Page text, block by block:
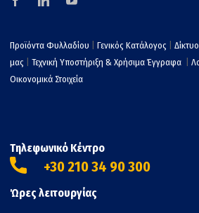
Προϊόντα Φυλλαδίου Γενικός Κατάλογος
μας
Τεχνική Υποστήριξη & Χρήσιμα Έγγραφα
Οικονομικά Στοιχεία
Τηλεφωνικό Κέντρο
+30 210 34 90 300
Ώρες λειτουργίας